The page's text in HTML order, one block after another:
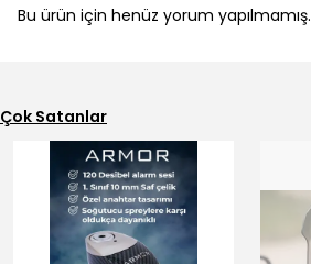
Bu ürün için henüz yorum yapılmamış.
Çok Satanlar